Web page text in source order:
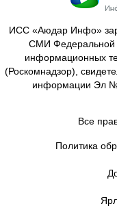
ИСС «Аюдар Инфо»
СМИ Федеральной
информационных
(Роскомнадзор),
информации Эл №
Все
Политика